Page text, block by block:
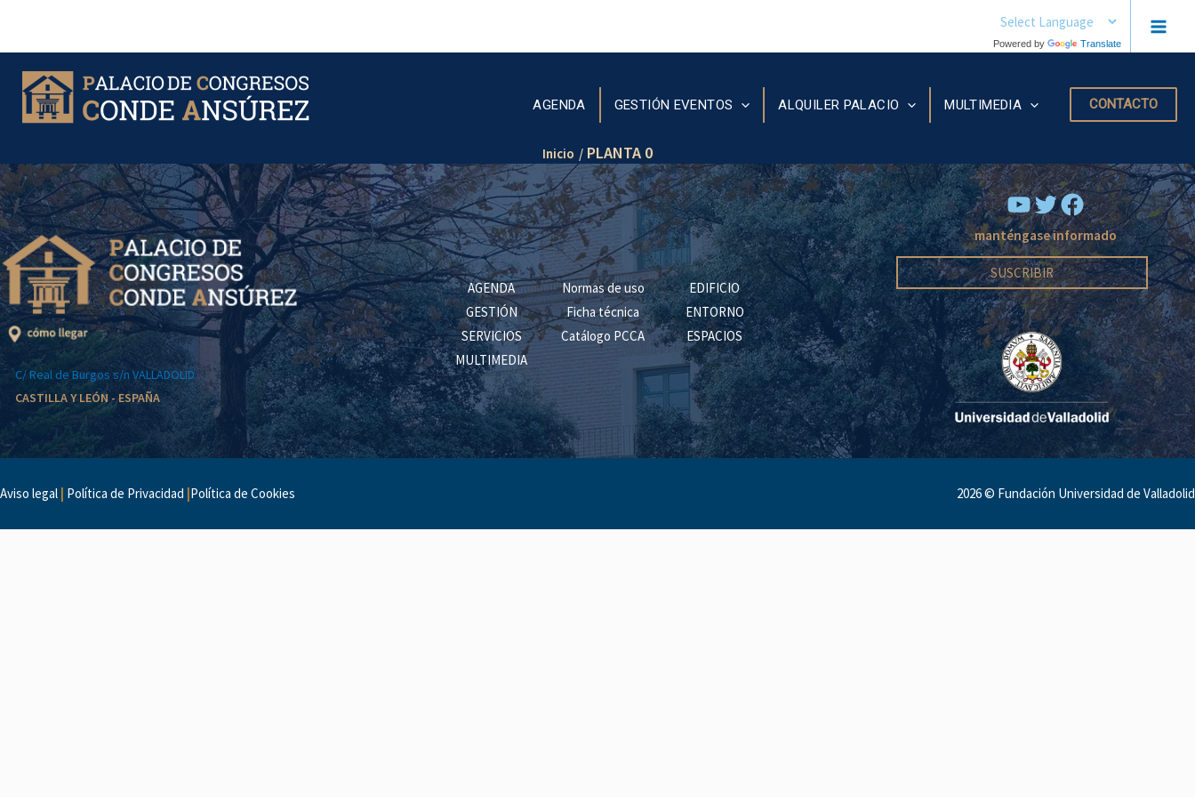
Powered by Translate
AGENDA GESTIÓN EVENTOS ALQUILER PALACIO MULTIMEDIA CONTACTO
Inicio PLANTA 0
C/ Real de Burgos s/n VALLADOLID
CASTILLA Y LEÓN - ESPAÑA
AGENDA
GESTIÓN
SERVICIOS
MULTIMEDIA
Normas de uso
Ficha técnica
Catálogo PCCA
EDIFICIO
ENTORNO
ESPACIOS
YouTubeFacebook
manténgase informado
SUSCRIBIR
Aviso legal Política de Privacidad Política de Cookies 2026 © Fundación Universidad de Valladolid